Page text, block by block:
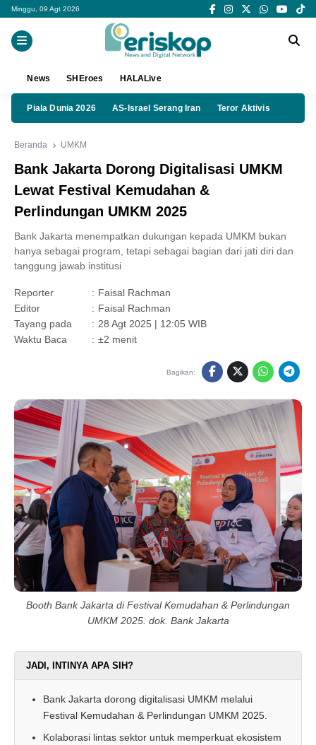
Minggu, 09 Agt 2026
News SHEroes HALALive
Piala Dunia 2026 AS-Israel Serang Iran Teror Aktivis
Beranda UMKM
Bank Jakarta Dorong Digitalisasi UMKM
Lewat Festival Kemudahan &
Perlindungan UMKM 2025
Bank Jakarta menempatkan dukungan kepada UMKM bukan
hanya sebagai program, tetapi sebagai bagian dari jati diri dan
tanggung jawab institusi
Reporter : Faisal Rachman
Editor
: Faisal Rachman
Tayang pada
: 28 Agt 2025 | 12:05 WIB
Waktu Baca
: ±2 menit
Bagikan:
Booth Bank Jakarta di Festival Kemudahan & Perlindungan
UMKM 2025. dok. Bank Jakarta
JADI, INTINYA APA SIH?
Bank Jakarta dorong digitalisasi UMKM melalui
Festival Kemudahan & Perlindungan UMKM 2025.
Kolaborasi lintas sektor untuk memperkuat ekosistem